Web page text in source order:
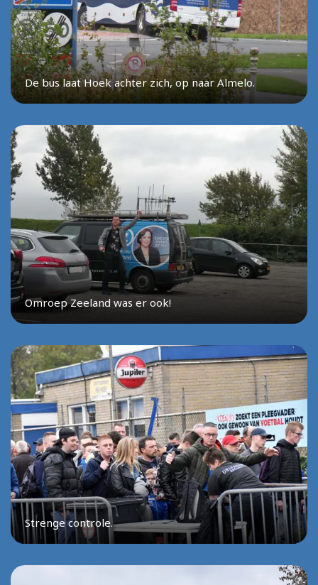
De bus laat Hoek achter zich, op naar Almelo.
Omroep Zeeland was er ook!
Strenge controle.